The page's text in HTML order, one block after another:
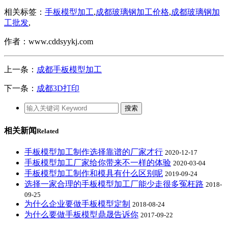
相关标签： 手板模型加工,成都玻璃钢加工价格,成都玻璃钢加
工批发,
作者：www.cddsyykj.com
上一条： 成都手板模型加工
下一条： 成都3D打印
相关新闻Related
手板模型加工制作选择靠谱的厂家才行 2020-12-17
手板模型加工厂家给你带来不一样的体验 2020-03-04
手板模型加工制作和模具有什么区别呢 2019-09-24
选择一家合理的手板模型加工厂能少走很多冤枉路 2018-
09-25
为什么企业要做手板模型定制 2018-08-24
为什么要做手板模型鼎晟告诉你 2017-09-22